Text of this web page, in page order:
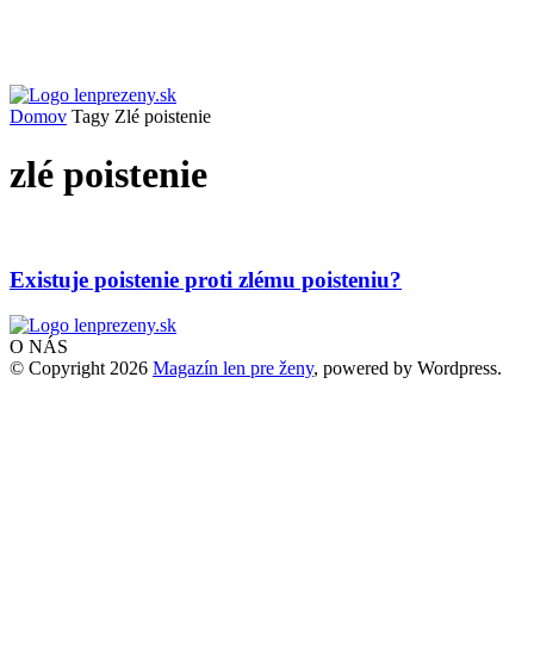
Domov Tagy Zlé poistenie
zlé poistenie
Existuje poistenie proti zlému poisteniu?
O NÁS
© Copyright 2026 Magazín len pre ženy, powered by Wordpress.